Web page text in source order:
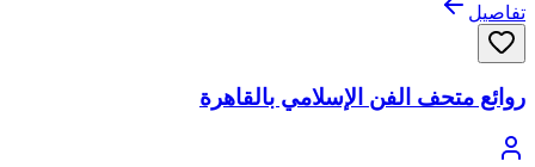
تفاصيل
روائع متحف الفن الإسلامي بالقاهرة